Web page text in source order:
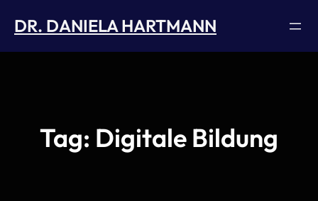
DR. DANIELA HARTMANN
Tag: Digitale Bildung